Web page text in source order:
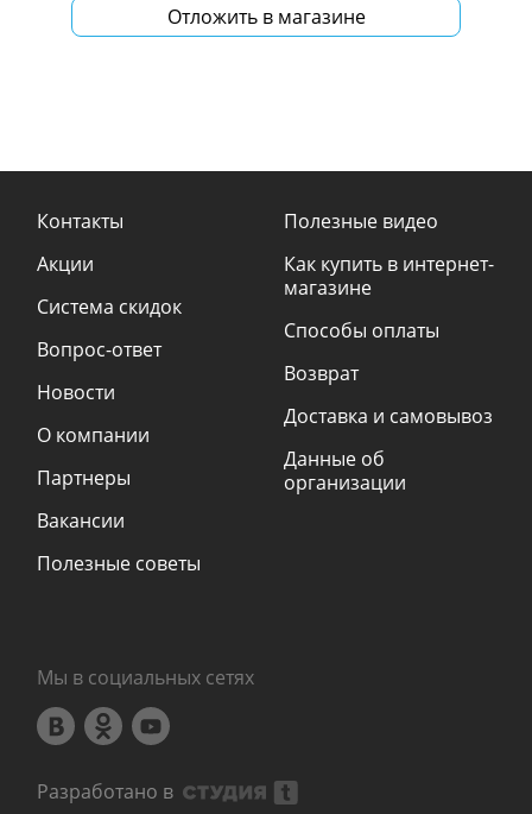
Отложить в магазине
Контакты
Акции
Система скидок
Вопрос-ответ
Новости
О компании
Партнеры
Вакансии
Полезные советы
Полезные видео
Как купить в интернет-
магазине
Способы оплаты
Возврат
Доставка и самовывоз
Данные об
организации
Мы в социальных сетях
Разработано в